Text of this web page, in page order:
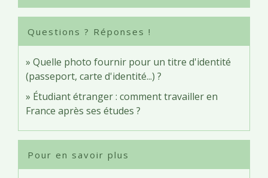
Questions ? Réponses !
Quelle photo fournir pour un titre d'identité
(passeport, carte d'identité...) ?
Étudiant étranger : comment travailler en
France après ses études ?
Pour en savoir plus